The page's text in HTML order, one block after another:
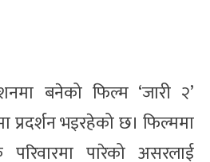
बनेको फिल्म ‘जारी २’
प्रदर्शन भइरहेको छ। फिल्ममा
पारेको असरलाई